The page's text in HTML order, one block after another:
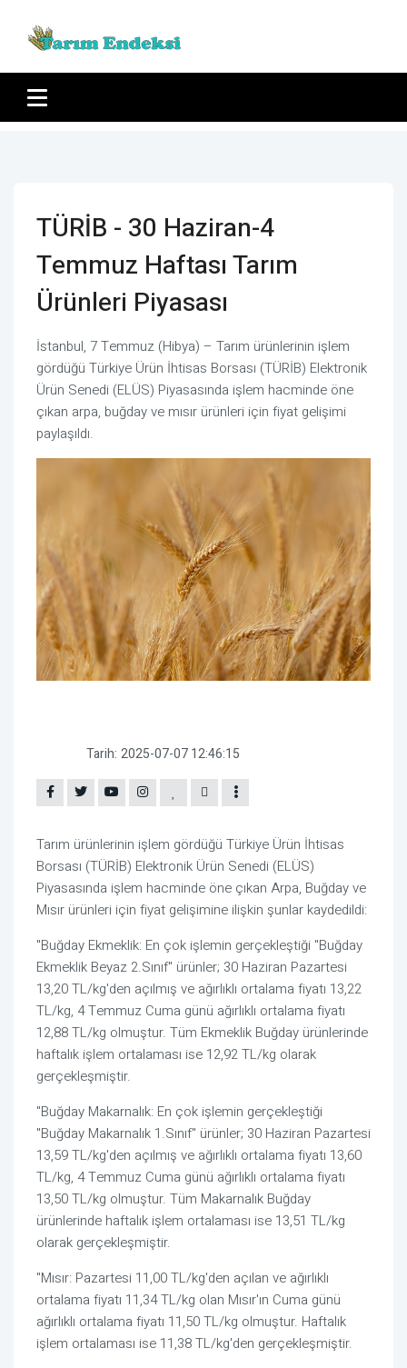
TÜRİB - 30 Haziran-4
Temmuz Haftası Tarım
Ürünleri Piyasası
İstanbul, 7 Temmuz (Hibya) – Tarım ürünlerinin işlem
gördüğü Türkiye Ürün İhtisas Borsası (TÜRİB) Elektronik
Ürün Senedi (ELÜS) Piyasasında işlem hacminde öne
çıkan arpa, buğday ve mısır ürünleri için fiyat gelişimi
paylaşıldı.
Tarih: 2025-07-07 12:46:15
Tarım ürünlerinin işlem gördüğü Türkiye Ürün İhtisas
Borsası (TÜRİB) Elektronik Ürün Senedi (ELÜS)
Piyasasında işlem hacminde öne çıkan Arpa, Buğday ve
Mısır ürünleri için fiyat gelişimine ilişkin şunlar kaydedildi:
"Buğday Ekmeklik: En çok işlemin gerçekleştiği "Buğday
Ekmeklik Beyaz 2.Sınıf" ürünler; 30 Haziran Pazartesi
13,20 TL/kg'den açılmış ve ağırlıklı ortalama fiyatı 13,22
TL/kg, 4 Temmuz Cuma günü ağırlıklı ortalama fiyatı
12,88 TL/kg olmuştur. Tüm Ekmeklik Buğday ürünlerinde
haftalık işlem ortalaması ise 12,92 TL/kg olarak
gerçekleşmiştir.
"Buğday Makarnalık: En çok işlemin gerçekleştiği
"Buğday Makarnalık 1.Sınıf" ürünler; 30 Haziran Pazartesi
13,59 TL/kg'den açılmış ve ağırlıklı ortalama fiyatı 13,60
TL/kg, 4 Temmuz Cuma günü ağırlıklı ortalama fiyatı
13,50 TL/kg olmuştur. Tüm Makarnalık Buğday
ürünlerinde haftalık işlem ortalaması ise 13,51 TL/kg
olarak gerçekleşmiştir.
"Mısır: Pazartesi 11,00 TL/kg'den açılan ve ağırlıklı
ortalama fiyatı 11,34 TL/kg olan Mısır'ın Cuma günü
ağırlıklı ortalama fiyatı 11,50 TL/kg olmuştur. Haftalık
işlem ortalaması ise 11,38 TL/kg'den gerçekleşmiştir.